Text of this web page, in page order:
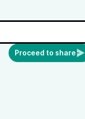
Proceed to share